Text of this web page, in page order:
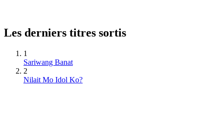
Les derniers titres sortis
1
Sariwang Banat
2
Nilait Mo Idol Ko?